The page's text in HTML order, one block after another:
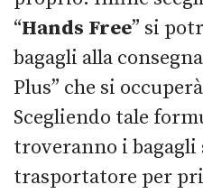
“Hands Free” si
bagagli alla
Plus” che si
Scegliendo tale
troveranno i bagagli
trasportatore per